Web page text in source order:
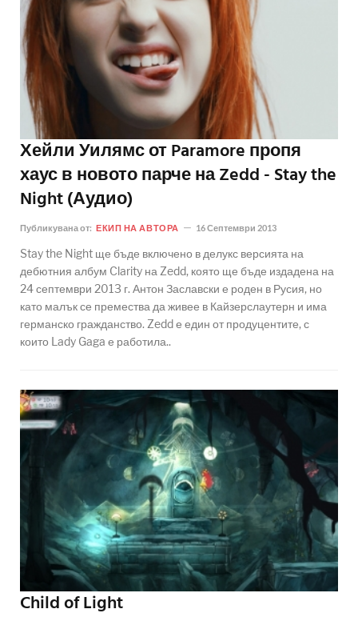
Хейли Уилямс от Paramore пропя
хаус в новото парче на Zedd - Stay the
Night (Аудио)
Публикувана от: ЕКИП НА АВТОРА 16 Септември 2013
Stay the Night ще бъде включено в делукс версията на
дебютния албум Clarity на Zedd, която ще бъде издадена на
24 септември 2013 г. Антон Заславски е роден в Русия, но
като малък се премества да живее в Кайзерслаутерн и има
германско гражданство. Zedd е един от продуцентите, с
които Lady Gaga е работила..
Child of Light